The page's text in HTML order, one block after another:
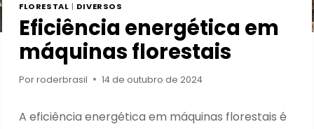
FLORESTAL | DIVERSOS
Eficiência energética em
máquinas florestais
Porroderbrasil 14 de outubro de 2024
A eficiência energética em máquinas florestais é